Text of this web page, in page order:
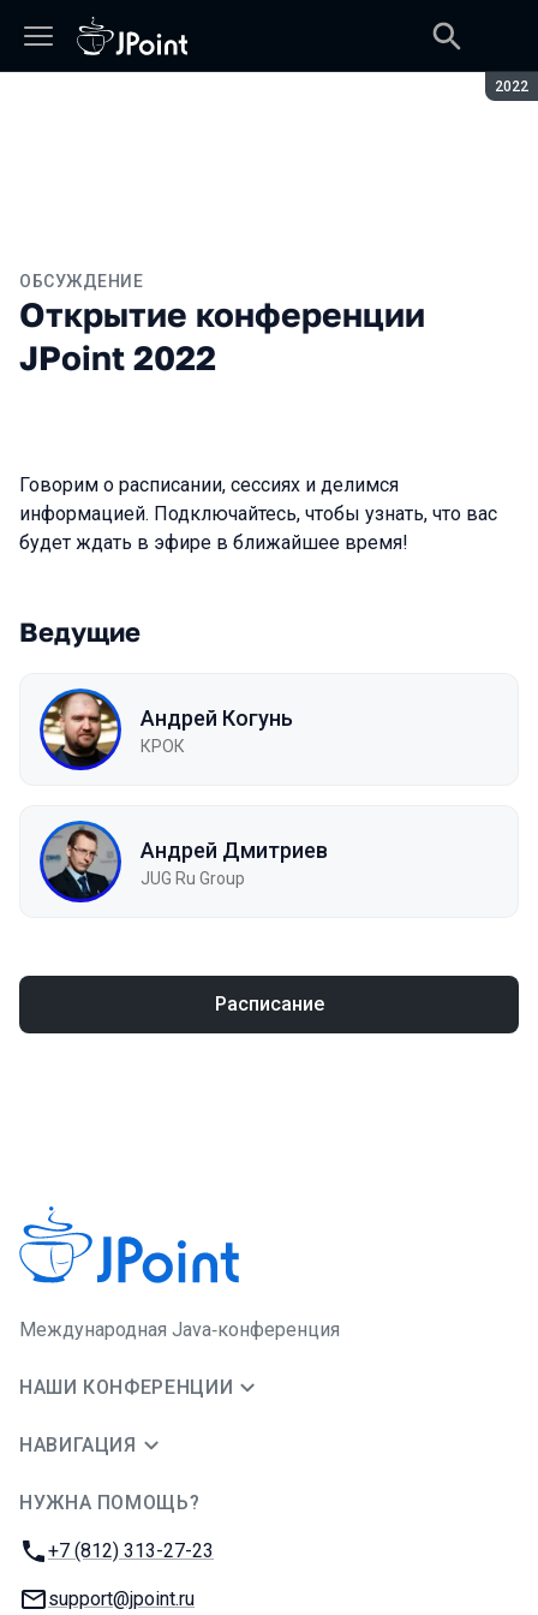
2022
ОБСУЖДЕНИЕ
Открытие конференции
JPoint 2022
Говорим о расписании, сессиях и делимся
информацией. Подключайтесь, чтобы узнать, что вас
будет ждать в эфире в ближайшее время!
Ведущие
Андрей Когунь
КРОК
Андрей Дмитриев
JUG Ru Group
Расписание
Международная Java‑конференция
НАШИ КОНФЕРЕНЦИИ
НАВИГАЦИЯ
НУЖНА ПОМОЩЬ?
Телефон:
+7 (812) 313-27-23
E-mail:
support@jpoint.ru